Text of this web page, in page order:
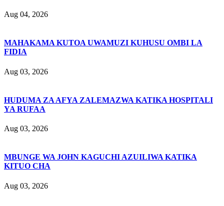
Aug 04, 2026
MAHAKAMA KUTOA UWAMUZI KUHUSU OMBI LA
FIDIA
Aug 03, 2026
HUDUMA ZA AFYA ZALEMAZWA KATIKA HOSPITALI
YA RUFAA
Aug 03, 2026
MBUNGE WA JOHN KAGUCHI AZUILIWA KATIKA
KITUO CHA
Aug 03, 2026